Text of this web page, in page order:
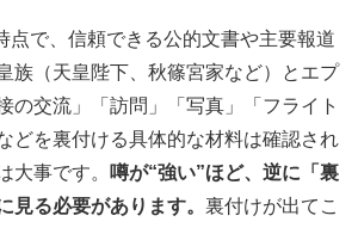
点で、信頼できる公的文書や主要報道
族（天皇陛下、秋篠宮家など）とエプ
の交流」「訪問」「写真」「フライト
どを裏付ける具体的な材料は確認され
大事です。
噂が“強い”ほど、逆に「裏
見る必要があります。 裏付けが出てこ